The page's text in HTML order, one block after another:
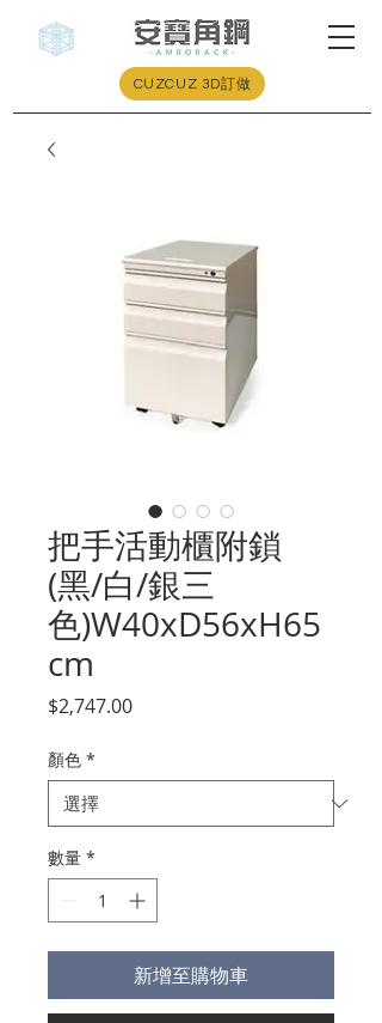
CUZCUZ 3D訂做
把手活動櫃附鎖
(黑/白/銀三
色)W40xD56xH65
cm
$2,747.00價
顏色 *
數量 *
新增至購物車